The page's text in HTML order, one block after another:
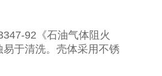
92《石油气体阻火
于清洗。壳体采用不锈